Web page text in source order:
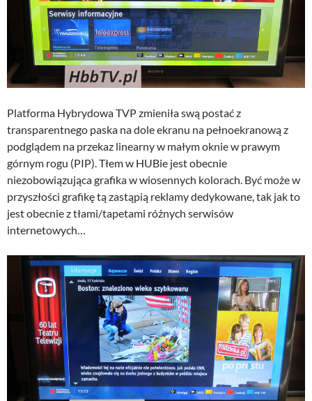
Platforma Hybrydowa TVP zmieniła swą postać z
transparentnego paska na dole ekranu na pełnoekranową z
podglądem na przekaz linearny w małym oknie w prawym
górnym rogu (PIP). Tłem w HUBie jest obecnie
niezobowiązująca grafika w wiosennych kolorach. Być może w
przyszłości grafikę tą zastąpią reklamy dedykowane, tak jak to
jest obecnie z tłami/tapetami różnych serwisów
internetowych…